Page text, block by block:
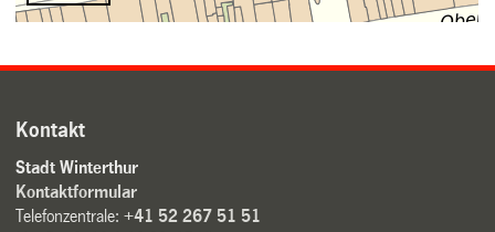
Kontakt
Stadt Winterthur
Kontaktformular
Telefonzentrale:+41 52 267 51 51